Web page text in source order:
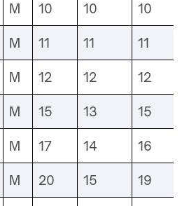
M 10 10 10
M 11 11 11
M 12 12 12
M 15 13 15
M 17 14 16
M 20 15 19